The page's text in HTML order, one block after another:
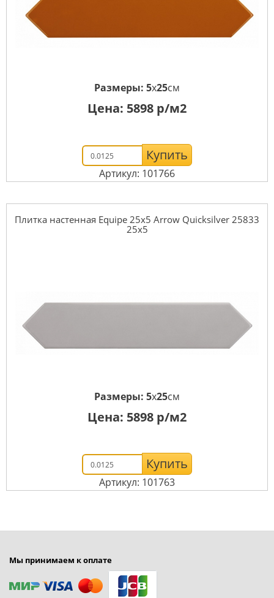
Размеры: 5x25см
Цена: 5898 р/м2
Купить
Артикул: 101766
Плитка настенная Equipe 25x5 Arrow Quicksilver 25833
25x5
Размеры: 5x25см
Цена: 5898 р/м2
Купить
Артикул: 101763
Мы принимаем к оплате